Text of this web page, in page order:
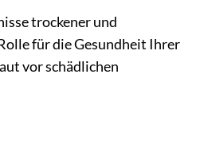
trockener und
für die Gesundheit Ihrer
vor schädlichen